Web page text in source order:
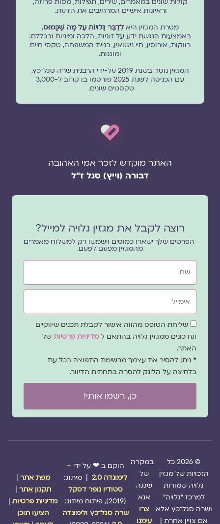
קולות שונים במאמרים, שירים, תפילות, מסות פרוזה,
וראיונות אישיים המרחיבים את הדעת.
מטרת המגזין היאלְדַבֵּר גְּלוּיוֹת עַל מָה שֶׁכָּמוּס,
באמצעות הנגשת ידע על זוגיות, הלכה ומיניות ובכללם:
רווקות, אירוסין, חיי נישואין, בניית המשפחה, טקסי חיים
ומוגנוּת.
המגזין נוסד בשנת 2019 על-ידי הרבנית שרה סגל־כץ.
עם הכניסה לשנת 2025 פורסמו בו קרוב ל-3,000
טקסטים שונים.
האתר מוקדש לזכר אמי האהובה
דבורה (וייץ) סגל ז"ל
רוצה לקבל את מגזין גלויה למייל?
הפרטים שלך ישארו כמוסים וישמשו רק למשלוח מאמרים
מהמגזין מפעם לפעם.
שם
אימייל
שדהשליחת הטופס מהווה אישור לקבלת תכנים שיווקיים
ועדכונים ממגזין גלויה בהתאם ל מדיניות פרטיותשל
האתר.
* ניתן להסיר את עצמך מרשימת התפוצה בכל עת
בלחיצה על הלינק להסרה בתחתית הדיוור.
כן, רשמו אותי!
© 2026 כל
הזכויות של מגזין
גלויה שמורות
למרכז "גלויה"
ושרה סגל־כץ אלא
אם צויין אחרת |
במקרה
של
שגגה
אנא
צרו
עימנו
הוקם ב ❤ על ידי –
לימונדה 2.0
| מיתוג:
סטודיו נופר דסקל
שרה סגל־כץולימונדה
מפת אתר|
תקנון אתר|
מדיניות פרטיות|
הציעו תוכן